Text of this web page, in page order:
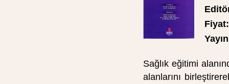
Fiyat:
Sağlık eğitimi
alanlarını